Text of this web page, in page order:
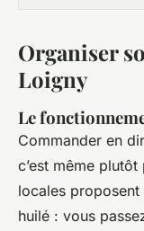
Organiser
Loigny
Le
Commander en
c’est même
locales proposent
huilé : vous